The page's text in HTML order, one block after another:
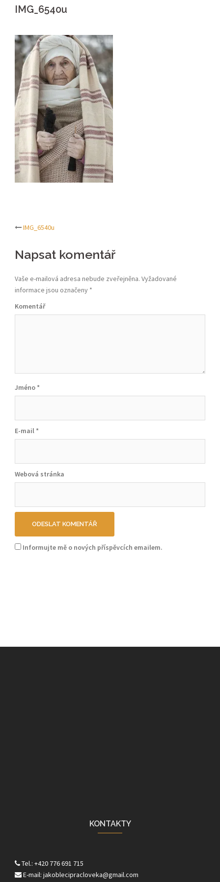
IMG_6540u
Post
navigation
IMG_6540u
Napsat komentář
Vaše e-mailová adresa nebude zveřejněna. Vyžadované
informace jsou označeny *
Komentář
Jméno *
E-mail *
Webová stránka
Informujte mě o nových příspěvcích emailem.
KONTAKTY
Tel.: +420 776 691 715
E-mail: jakoblecipracloveka@gmail.com